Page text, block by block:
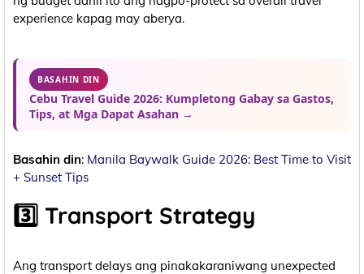
experience kapag may aberya.
BASAHIN DIN
Cebu Travel Guide 2026: Kumpletong Gabay sa Gastos,
Tips, at Mga Dapat Asahan →
Basahin din: Manila Baywalk Guide 2026: Best Time to Visit
+ Sunset Tips
3️⃣ Transport Strategy
Ang transport delays ang pinakakaraniwang unexpected